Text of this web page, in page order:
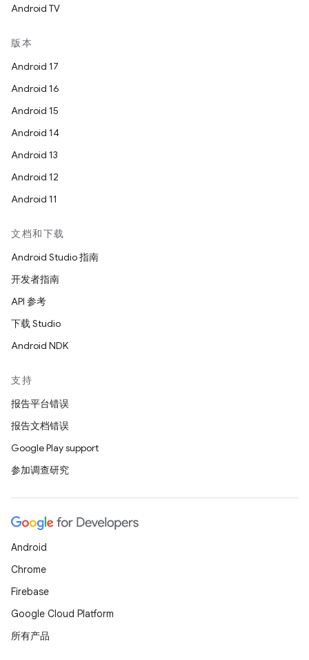
Android TV
版本
Android 17
Android 16
Android 15
Android 14
Android 13
Android 12
Android 11
文档和下载
Android Studio 指南
开发者指南
API 参考
下载 Studio
Android NDK
支持
报告平台错误
报告文档错误
Google Play support
参加调查研究
Android
Chrome
Firebase
Google Cloud Platform
所有产品